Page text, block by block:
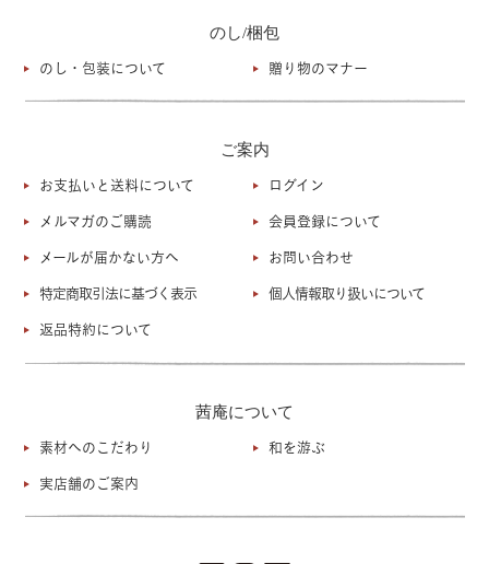
のし/梱包
のし・包装について 贈り物のマナー
ご案内
お支払いと送料について ログイン
メルマガのご購読 会員登録について
メールが届かない方へ お問い合わせ
特定商取引法に基づく表示 個人情報取り扱いについて
返品特約について
茜庵について
素材へのこだわり 和を游ぶ
実店舗のご案内